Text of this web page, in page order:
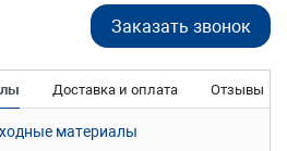
Заказать звонок
Доставка и оплата Отзывы
материалы